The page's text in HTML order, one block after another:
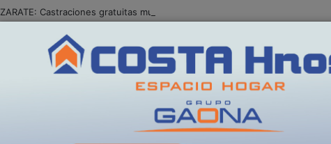
ZARATE: Castraciones gratuitas municipales en Villa Angus